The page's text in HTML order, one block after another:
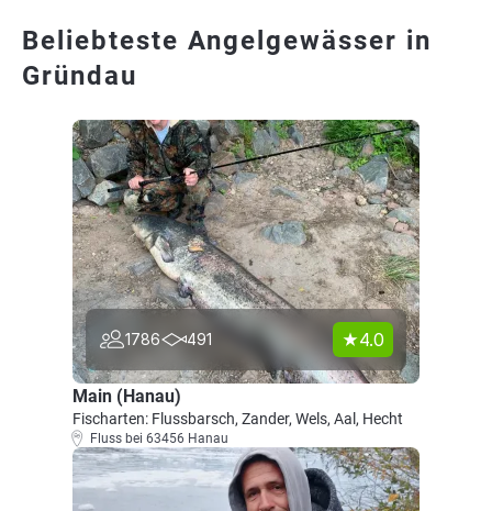
Beliebteste Angelgewässer in
Gründau
1786 491 4.0
Main (Hanau)
Fischarten: Flussbarsch, Zander, Wels, Aal, Hecht
Fluss bei 63456 Hanau